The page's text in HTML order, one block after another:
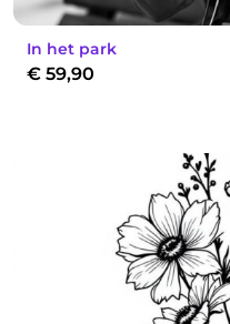
In het park
€ 59,90